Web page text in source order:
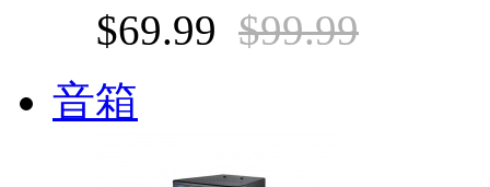
$69.99 $99.99
音箱